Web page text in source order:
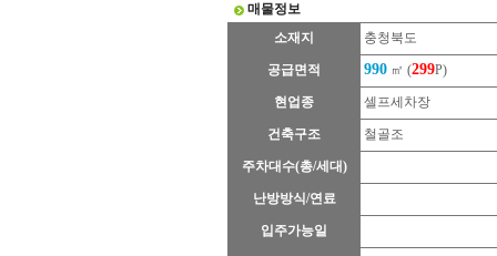
매물정보
소재지
충청북도
공급면적 990 ㎡ (299P)
현업종 셀프세차장
건축구조 철골조
주차대수(총/세대)
난방방식/연료
입주가능일